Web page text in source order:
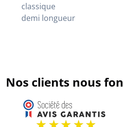
classique
demi longueur
Nos clients nous